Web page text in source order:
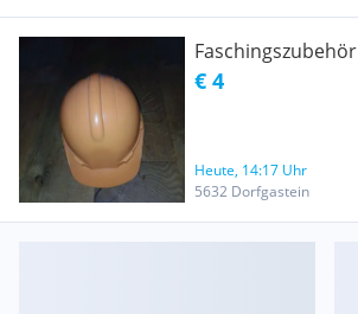
Faschingszubehör
€ 4
Heute, 14:17 Uhr
5632 Dorfgastein